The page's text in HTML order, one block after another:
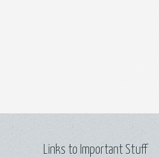
Links to Important Stuff